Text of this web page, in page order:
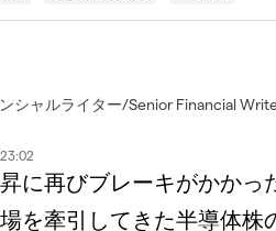
シャルライター/Senior Financial
に再びブレーキがかかっ
を牽引してきた半導体